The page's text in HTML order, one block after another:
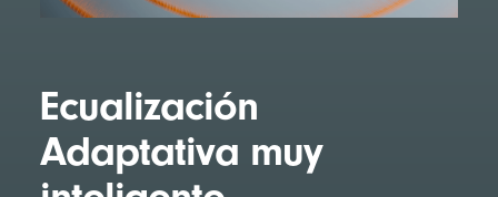
Ecualización
Adaptativa muy